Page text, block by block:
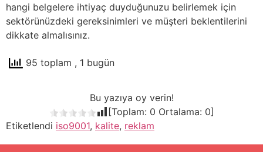
hangi belgelere ihtiyaç duyduğunuzu belirlemek için
sektörünüzdeki gereksinimleri ve müşteri beklentilerini
dikkate almalısınız.
95 toplam , 1 bugün
Bu yazıya oy verin!
[Toplam: 0 Ortalama: 0]
Etiketlendi iso9001, kalite, reklam